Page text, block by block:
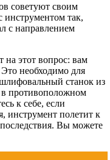
советуют своим
инструментом так,
с направлением
этот вопрос: вам
необходимо для
станок из
противоположном
к себе, если
инструмент полетит к
Вы можете